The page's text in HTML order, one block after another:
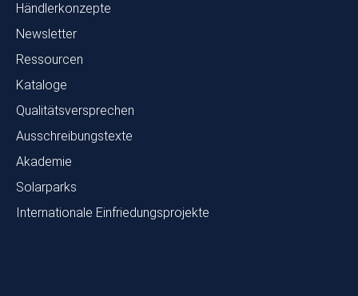
Händlerkonzepte
Newsletter
Ressourcen
Kataloge
Qualitätsversprechen
Ausschreibungstexte
Akademie
Solarparks
Internationale Einfriedungsprojekte